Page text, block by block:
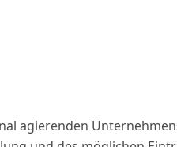
agierenden